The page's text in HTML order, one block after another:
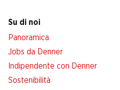
Su di noi
Panoramica
Jobs da Denner
Indipendente con Denner
Sostenibilità